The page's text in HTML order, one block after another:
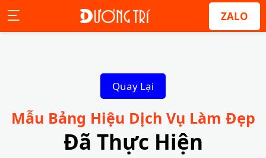
ZALO
Quay Lại
Mẫu Bảng Hiệu Dịch Vụ Làm Đẹp
Đã Thực Hiện